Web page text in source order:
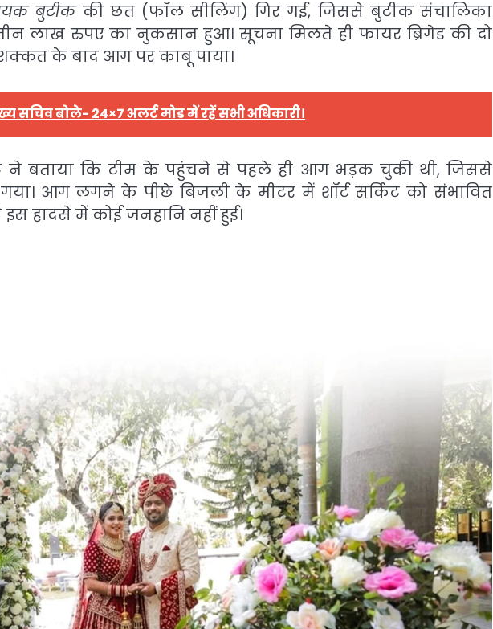
बुटीककी छत (फॉल सीलिंग) गिर गई, जिससे बुटीक संचालिका
लाख रुपए का नुकसान हुआ। सूचना मिलते ही फायर ब्रिगेड की दो
के बाद आग पर काबू पाया।
सचिव बोले- 24×7 अलर्ट मोड में रहें सभी अधिकारी।
ने बताया कि टीम के पहुंचने से पहले ही आग भड़क चुकी थी, जिससे
आग लगने के पीछे बिजली के मीटर में शॉर्ट सर्किट को संभावित
हादसे में कोई जनहानि नहीं हुई।